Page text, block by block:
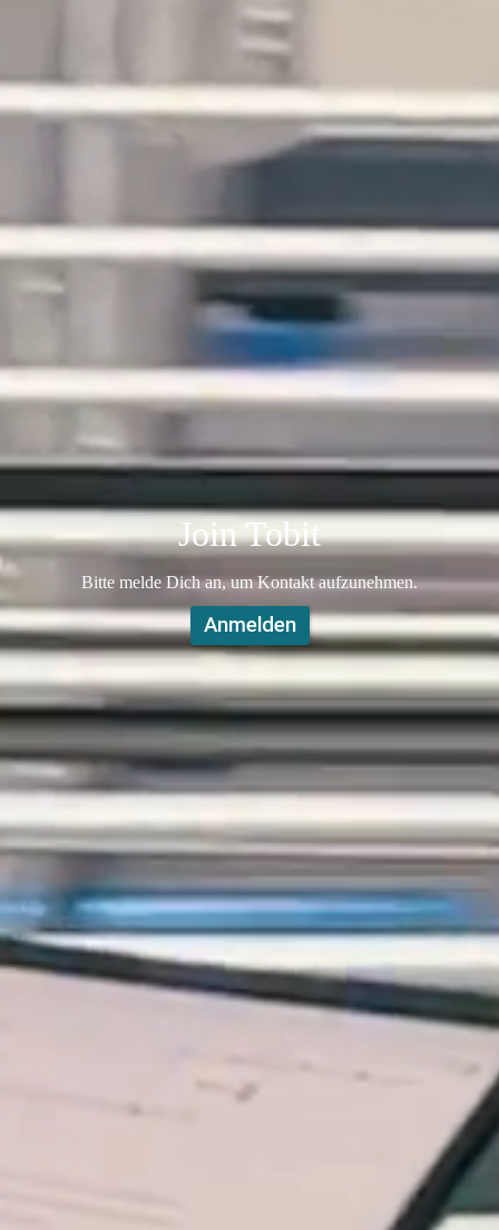
Join Tobit
​​​​​​​​​​​​​​​​​​​​​​​​​​​​​​​​​​​​​​Bitte melde Dich an, um Kontakt aufzunehmen.
Anmelden